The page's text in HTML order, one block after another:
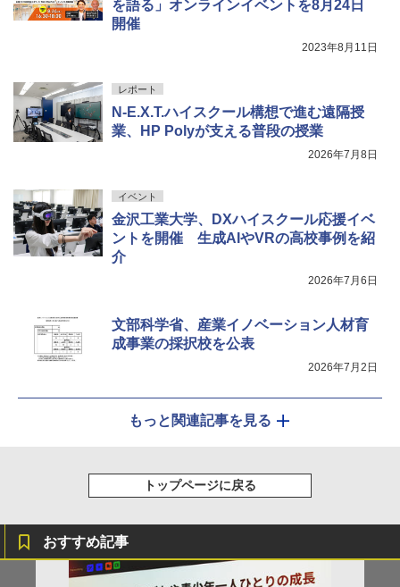
女の子 知育玩具 LED おもちゃ 指先知育
早期開発 (スタンダード・エディション)
￥2,959
5
ット図鑑 (サンクチュアリ出版)
￥849
￥4,758
を語る」オンラインイベントを8月24日
開催
2023年8月11日
レポート
N-E.X.T.ハイスクール構想で進む遠隔授
業、HP Polyが支える普段の授業
2026年7月8日
イベント
金沢工業大学、DXハイスクール応援イベ
ントを開催 生成AIやVRの高校事例を紹
介
2026年7月6日
文部科学省、産業イノベーション人材育
成事業の採択校を公表
2026年7月2日
もっと関連記事を見る
トップページに戻る
おすすめ記事